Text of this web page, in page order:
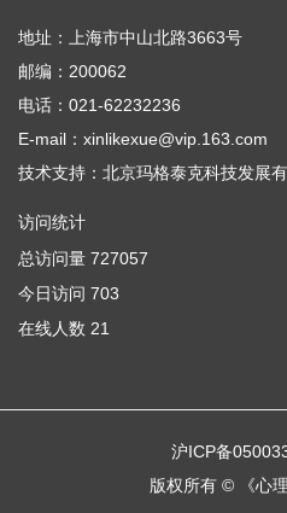
地址：上海市中山北路3663号
邮编：200062
电话：021-62232236
E-mail：xinlikexue@vip.163.com
技术支持： 北京玛格泰克科技发展
访问统计
总访问量 727057
今日访问 703
在线人数 21
沪ICP备
版权所有 © 《心